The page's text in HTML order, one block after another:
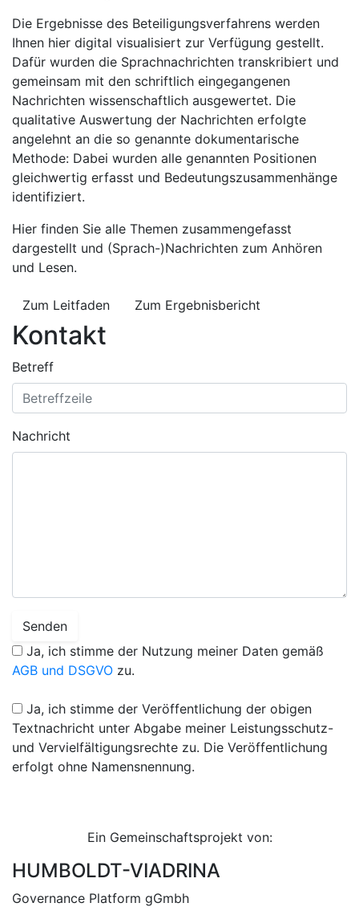
Die Ergebnisse des Beteiligungsverfahrens werden
Ihnen hier digital visualisiert zur Verfügung gestellt.
Dafür wurden die Sprachnachrichten transkribiert und
gemeinsam mit den schriftlich eingegangenen
Nachrichten wissenschaftlich ausgewertet. Die
qualitative Auswertung der Nachrichten erfolgte
angelehnt an die so genannte dokumentarische
Methode: Dabei wurden alle genannten Positionen
gleichwertig erfasst und Bedeutungszusammenhänge
identifiziert.
Hier finden Sie alle Themen zusammengefasst
dargestellt und (Sprach-)Nachrichten zum Anhören
und Lesen.
Zum Leitfaden Zum Ergebnisbericht
Kontakt
Betreff
Nachricht
Senden
Ja, ich stimme der Nutzung meiner Daten gemäß
AGB und DSGVO zu.
Ja, ich stimme der Veröffentlichung der obigen
Textnachricht unter Abgabe meiner Leistungsschutz-
und Vervielfältigungsrechte zu. Die Veröffentlichung
erfolgt ohne Namensnennung.
Ein Gemeinschaftsprojekt von:
HUMBOLDT-VIADRINA
Governance Platform gGmbh